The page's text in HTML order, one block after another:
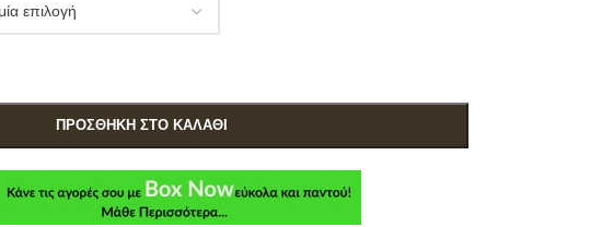
ΠΡΟΣΘΉΚΗ ΣΤΟ ΚΑΛΆΘΙ